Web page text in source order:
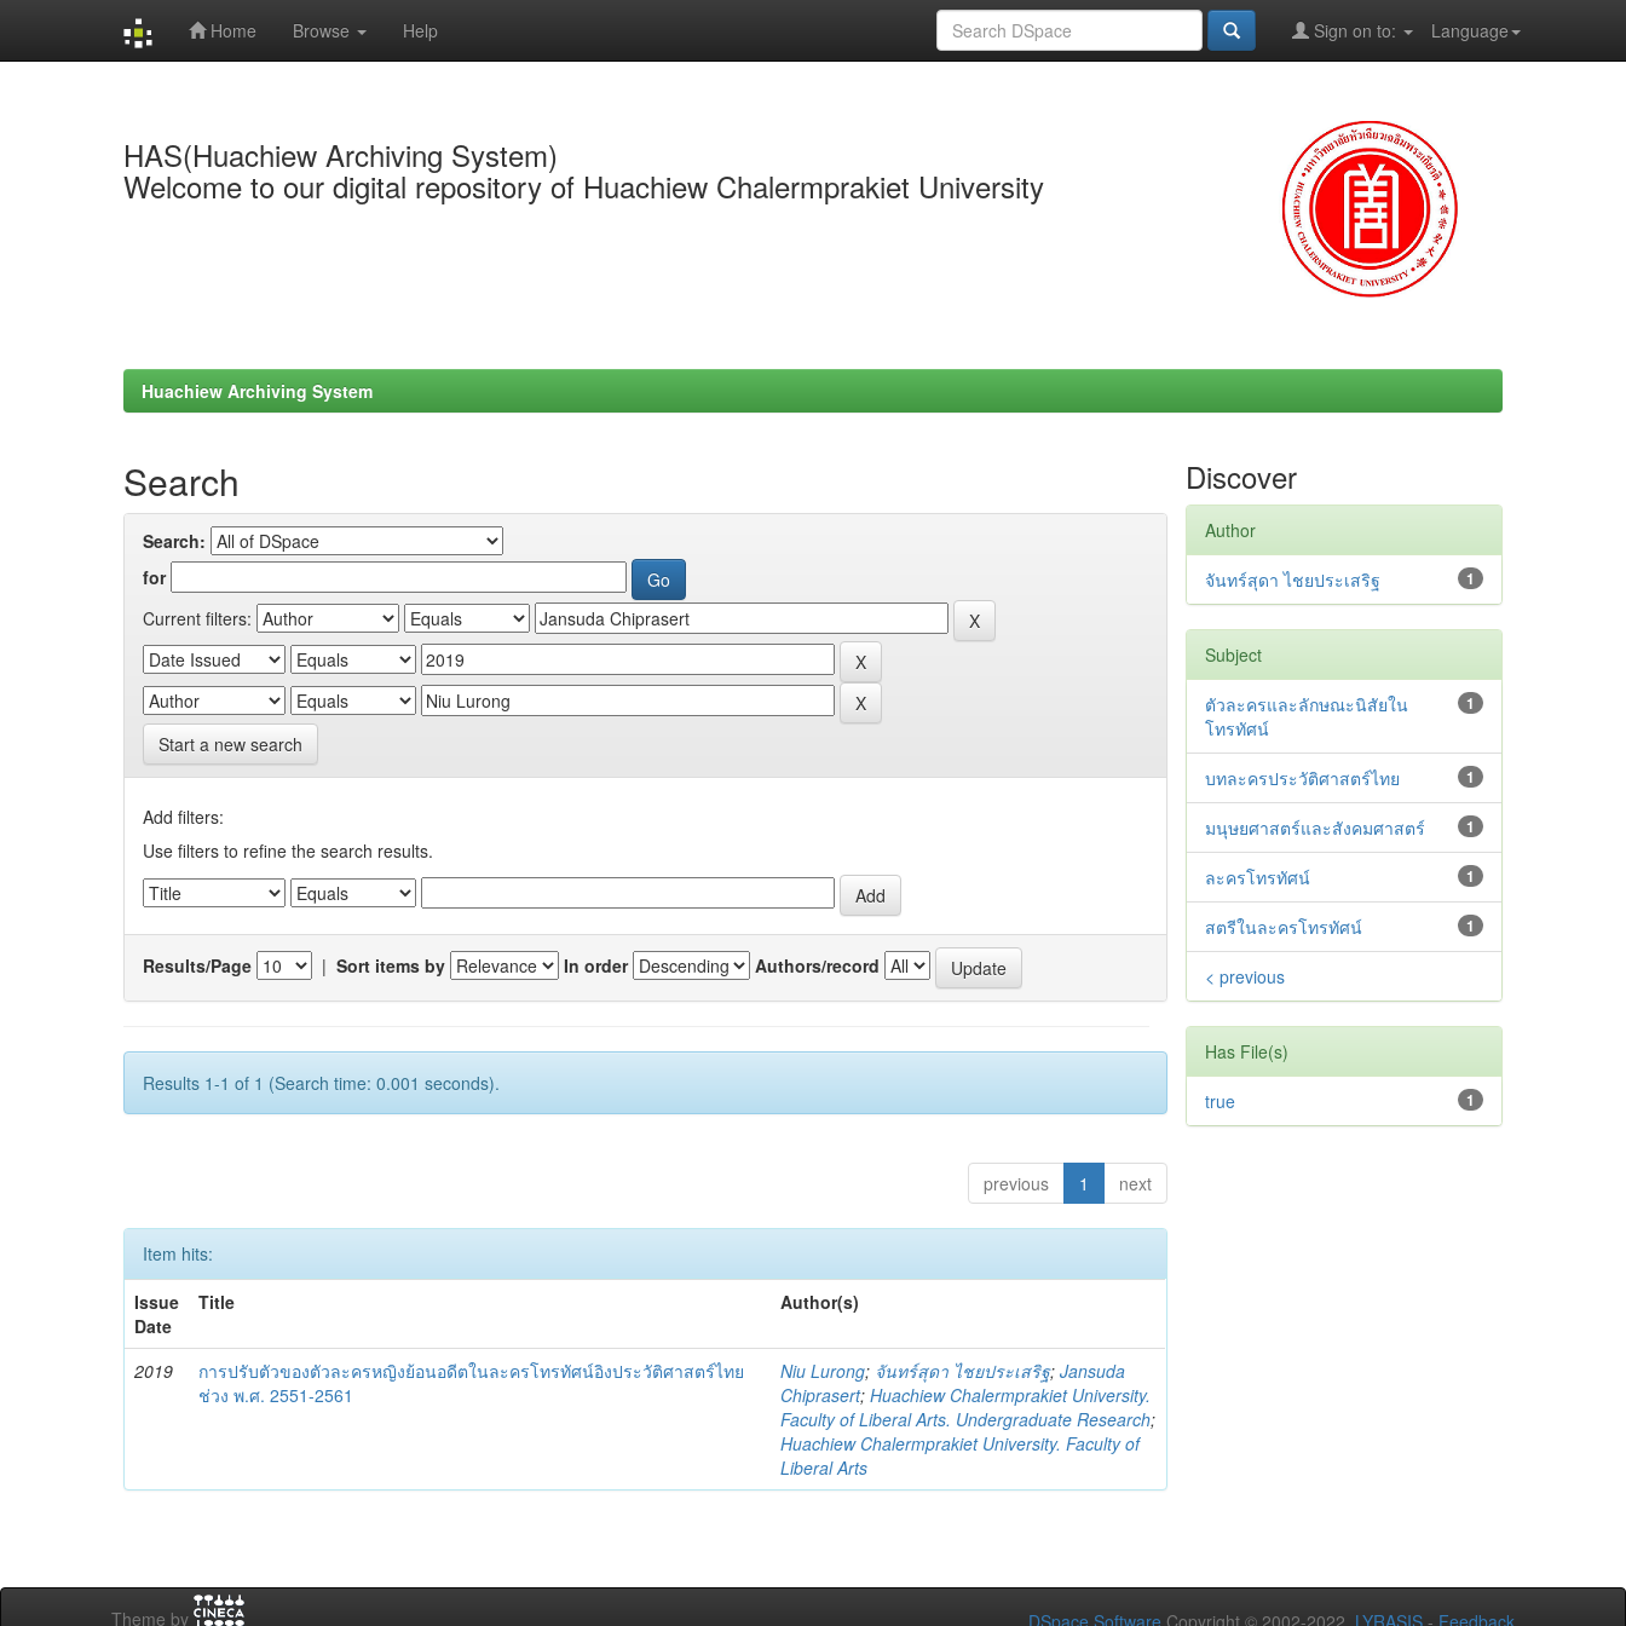
Home Browse Help Language
Sign on to:
HAS(Huachiew Archiving System)
Welcome to our digital repository of Huachiew Chalermprakiet University
Huachiew Archiving System
Search
Search:
for
Current filters:
Start a new search
Add filters:
Use filters to refine the search results.
Results/Page | Sort items by In order Authors/record
Results 1-1 of 1 (Search time: 0.001 seconds).
previous 1 next
Item hits:
Issue
Date
Title Author(s)
2019
การปรับตัวของตัวละครหญิงย้อนอดีตในละครโทรทัศน์อิงประวัติศาสตร์ไทย
ช่วง พ.ศ. 2551-2561
Niu Lurong; จันทร์สุดา ไชยประเสริฐ;Jansuda
Chiprasert;Huachiew Chalermprakiet University.
Faculty of Liberal Arts. Undergraduate Research;
Huachiew Chalermprakiet University. Faculty of
Liberal Arts
Discover
Author
1
จันทร์สุดา ไชยประเสริฐ
Subject
1
ตัวละครและลักษณะนิสัยใน
โทรทัศน์
1
บทละครประวัติศาสตร์ไทย
1
มนุษยศาสตร์และสังคมศาสตร์
1
ละครโทรทัศน์
1
สตรีในละครโทรทัศน์
< previous
Has File(s)
1
true
Theme by DSpace Software Copyright © 2002-2022 LYRASIS - Feedback